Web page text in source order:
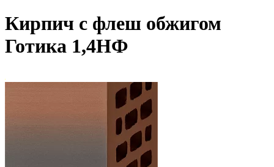
Кирпич с флеш обжигом
Готика 1,4НФ